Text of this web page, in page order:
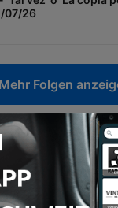
07/26
Mehr Folgen
Exterior-